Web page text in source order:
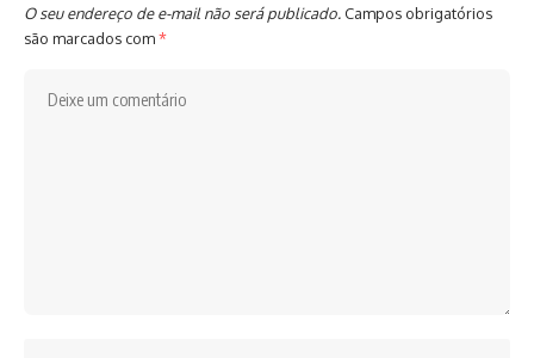
O seu endereço de e-mail não será publicado. Campos obrigatórios
são marcados com*